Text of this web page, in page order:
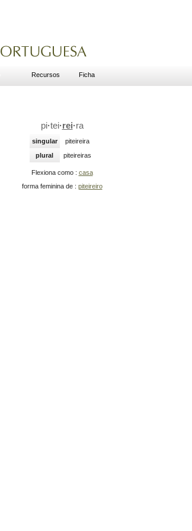
Recursos Ficha
pi·tei·rei·ra
singular
piteireira
plural
piteireiras
Flexiona como : casa
forma feminina de : piteireiro